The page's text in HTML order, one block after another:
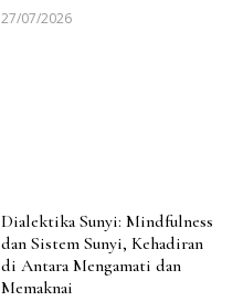
27/07/2026
Dialektika Sunyi: Mindfulness
dan Sistem Sunyi, Kehadiran
di Antara Mengamati dan
Memaknai